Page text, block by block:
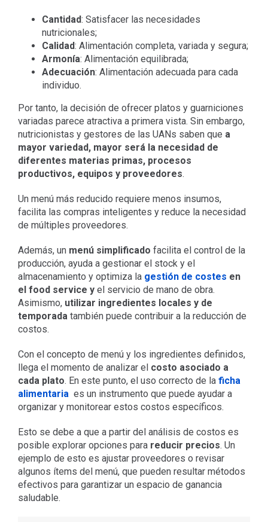
Cantidad: Satisfacer las necesidades
nutricionales;
Calidad: Alimentación completa, variada y segura;
Armonía: Alimentación equilibrada;
Adecuación: Alimentación adecuada para cada
individuo.
Por tanto, la decisión de ofrecer platos y guarniciones
variadas parece atractiva a primera vista. Sin embargo,
nutricionistas y gestores de las UANs saben que a
mayor variedad, mayor será la necesidad de
diferentes materias primas, procesos
productivos, equipos y proveedores.
Un menú más reducido requiere menos insumos,
facilita las compras inteligentes y reduce la necesidad
de múltiples proveedores.
Además, un menú simplificado facilita el control de la
producción, ayuda a gestionar el stock y el
almacenamiento y optimiza la gestión de costes en
el food service y el servicio de mano de obra.
Asimismo, utilizar ingredientes locales y de
temporadatambién puede contribuir a la reducción de
costos.
Con el concepto de menú y los ingredientes definidos,
llega el momento de analizar el costo asociado a
cada plato. En este punto, el uso correcto de la ficha
alimentaria es un instrumento que puede ayudar a
organizar y monitorear estos costos específicos.
Esto se debe a que a partir del análisis de costos es
posible explorar opciones para reducir precios. Un
ejemplo de esto es ajustar proveedores o revisar
algunos ítems del menú, que pueden resultar métodos
efectivos para garantizar un espacio de ganancia
saludable.